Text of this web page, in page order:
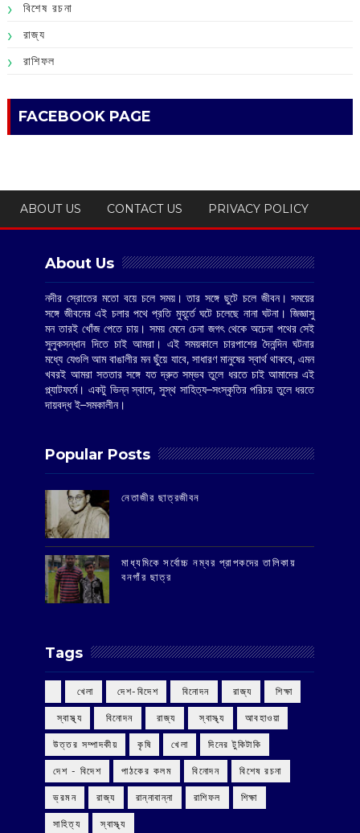
বিশেষ রচনা
রাজ্য
রাশিফল
FACEBOOK PAGE
ABOUT US CONTACT US PRIVACY POLICY
About Us
নদীর স্রোতের মতো বয়ে চলে সময়। তার সঙ্গে ছুটে চলে জীবন। সময়ের
সঙ্গে জীবনের এই চলার পথে প্রতি মুহূর্তে ঘটে চলেছে নানা ঘটনা। জিজ্ঞাসু
মন তারই খোঁজ পেতে চায়। সময় মেনে চেনা জগৎ থেকে অচেনা পথের সেই
সুলুকসন্ধান দিতে চাই আমরা। এই সময়কালে চারপাশের দৈনন্দিন ঘটনার
মধ্যে যেগুলি আম বাঙালীর মন ছুঁয়ে যাবে, সাধারণ মানুষের স্বার্থ থাকবে, এমন
খবরই আমরা সততার সঙ্গে যত দ্রুত সম্ভব তুলে ধরতে চাই আমাদের এই
প্ল্যাটফর্মে। একটু ভিন্ন স্বাদে, সুস্থ সাহিত্য–সংস্কৃতির পরিচয় তুলে ধরতে
দায়বদ্ধ ই–সমকালীন।
Popular Posts
‌নেতাজীর ছাত্রজীবন
মাধ্যমিকে সর্বোচ্চ নম্বর প্রাপকদের তালিকায়
বনগাঁর ছাত্র
Tags
‌ খেলা ‌ দেশ-বিদেশ ‌ বিনোদন ‌ রাজ্য ‌ শিক্ষা
‌ স্বাস্থ্য ‌ বিনোদন ‌ রাজ্য ‌ স্বাস্থ্য আবহাওয়া
উত্তর সম্পাদকীয় কৃষি খেলা দিনের টুকিটাকি
দেশ - বিদেশ পাঠকের কলম বিনোদন বিশেষ রচনা
ভ্রমন রাজ্য রান্নাবান্না রাশিফল শিক্ষা
সাহিত্য স্বাস্থ্য